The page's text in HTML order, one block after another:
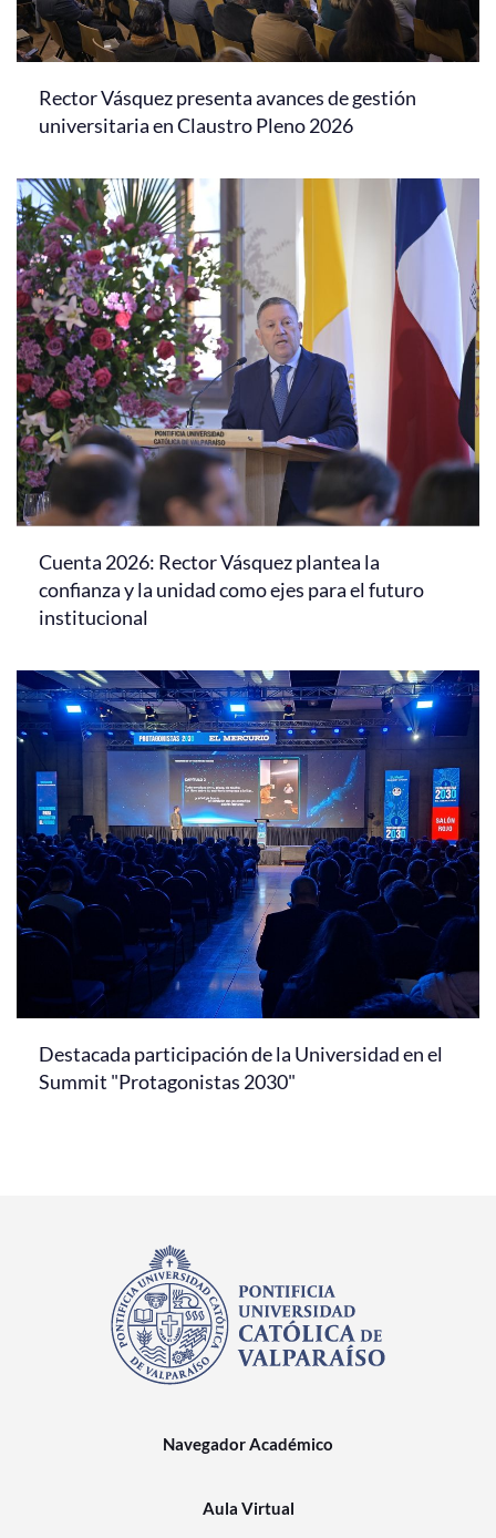
Rector Vásquez presenta avances de gestión
universitaria en Claustro Pleno 2026
Cuenta 2026: Rector Vásquez plantea la
confianza y la unidad como ejes para el futuro
institucional
Destacada participación de la Universidad en el
Summit "Protagonistas 2030"
Navegador Académico
Aula Virtual